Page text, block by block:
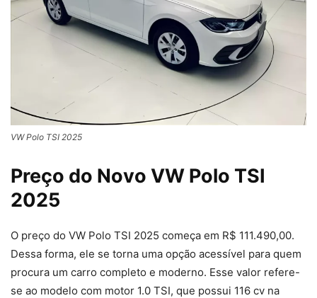
VW Polo TSI 2025
Preço do Novo VW Polo TSI
2025
O preço do VW Polo TSI 2025 começa em R$ 111.490,00.
Dessa forma, ele se torna uma opção acessível para quem
procura um carro completo e moderno. Esse valor refere-
se ao modelo com motor 1.0 TSI, que possui 116 cv na